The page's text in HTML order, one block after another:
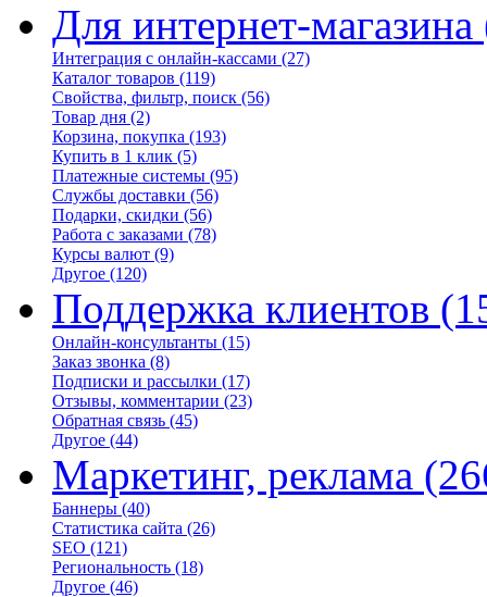
Для интернет-магазина
Интеграция с онлайн-кассами (27)
Каталог товаров (119)
Свойства, фильтр, поиск (56)
Товар дня (2)
Корзина, покупка (193)
Купить в 1 клик (5)
Платежные системы (95)
Службы доставки (56)
Подарки, скидки (56)
Работа с заказами (78)
Курсы валют (9)
Другое (120)
Поддержка клиентов
Онлайн-консультанты (15)
Заказ звонка (8)
Подписки и рассылки (17)
Отзывы, комментарии (23)
Обратная связь (45)
Другое (44)
Маркетинг, реклама
Баннеры (40)
Статистика сайта (26)
SEO (121)
Региональность (18)
Другое (46)